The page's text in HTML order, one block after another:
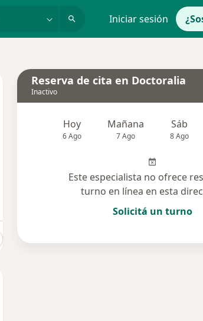
Iniciar sesión
Opiniones
Reserva de cita en Doctoralia
Inactivo
Hoy
6 Ago
Mañana
7 Ago
Sáb
8 Ago
Este especialista no ofrece
turno en línea en esta
Solicitá un turno